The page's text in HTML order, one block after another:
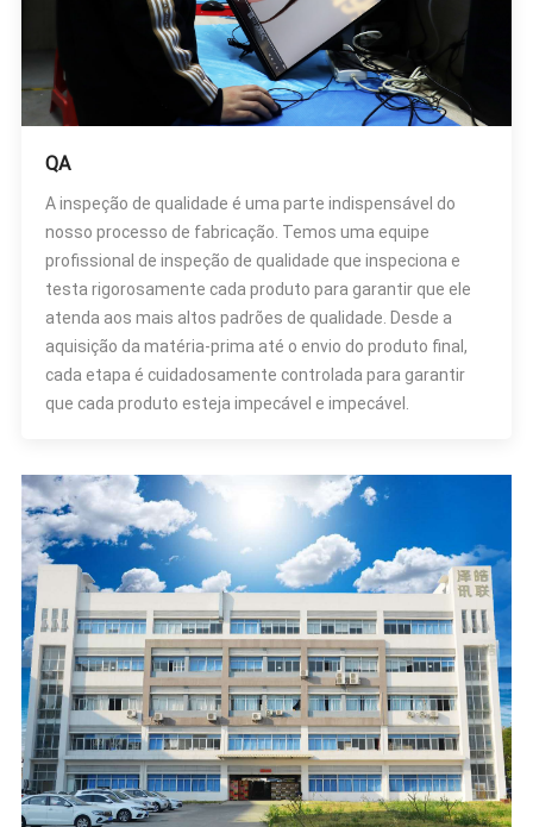
QA
A inspeção de qualidade é uma parte indispensável do
nosso processo de fabricação. Temos uma equipe
profissional de inspeção de qualidade que inspeciona e
testa rigorosamente cada produto para garantir que ele
atenda aos mais altos padrões de qualidade. Desde a
aquisição da matéria-prima até o envio do produto final,
cada etapa é cuidadosamente controlada para garantir
que cada produto esteja impecável e impecável.